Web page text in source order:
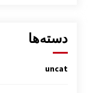
دسته‌ها
uncat